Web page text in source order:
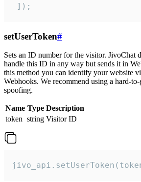
]);
setUserToken#
Sets an ID number for the visitor. JivoChat
handle this ID in any way but sends it in
this method you can identify your website
Webhooks. We recommend using a hard-
spoofing.
Name Type Description
token string Visitor ID